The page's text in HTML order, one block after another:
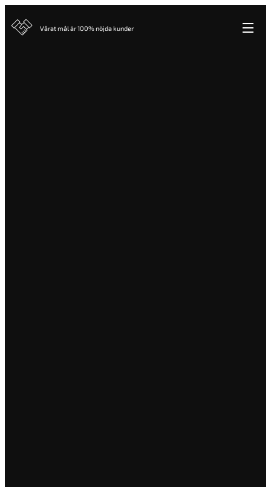
Vårat mål är 100% nöjda kunder